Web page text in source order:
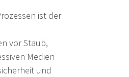
ist der
vor Staub,
Medien
und